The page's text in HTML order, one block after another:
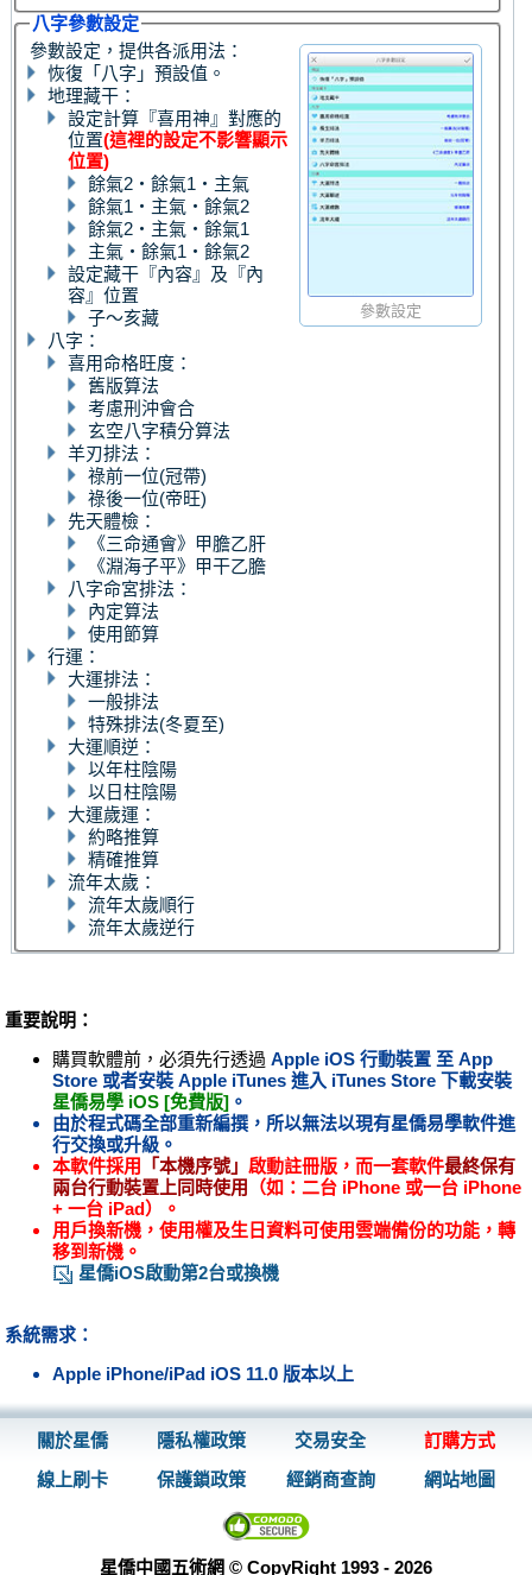
八字參數設定
參數設定
參數設定，提供各派用法：
恢復「八字」預設值。
地理藏干：
設定計算『喜用神』對應的
位置(這裡的設定不影響顯示
位置)
餘氣2‧餘氣1‧主氣
餘氣1‧主氣‧餘氣2
餘氣2‧主氣‧餘氣1
主氣‧餘氣1‧餘氣2
設定藏干『內容』及『內
容』位置
子～亥藏
八字：
喜用命格旺度：
舊版算法
考慮刑沖會合
玄空八字積分算法
羊刃排法：
祿前一位(冠帶)
祿後一位(帝旺)
先天體檢：
《三命通會》甲膽乙肝
《淵海子平》甲干乙膽
八字命宮排法：
內定算法
使用節算
行運：
大運排法：
一般排法
特殊排法(冬夏至)
大運順逆：
以年柱陰陽
以日柱陰陽
大運歲運：
約略推算
精確推算
流年太歲：
流年太歲順行
流年太歲逆行
重要說明：
購買軟體前，必須先行透過Apple iOS 行動裝置 至App
Store 或者安裝Apple iTunes 進入 iTunes Store 下載安裝
星僑易學 iOS [免費版] 。
由於程式碼全部重新編撰，所以無法以現有星僑易學軟件進
行交換或升級。
本軟件採用
「本機序號」 啟動註冊版，而一套軟件最終保有
兩台行動裝置上同時使用
（如：二台 iPhone 或一台 iPhone
+ 一台 iPad）。
用戶換新機，使用權及生日資料可使用雲端備份的功能，轉
移到新機。
星僑iOS啟動第2台或換機
系統需求：
Apple iPhone/iPad iOS 11.0 版本以上
關於星僑 隱私權政策 交易安全
訂購方式
線上刷卡
保護鎖政策 經銷商查詢 網站地圖
星僑中國五術網 © CopyRight 1993 - 2026